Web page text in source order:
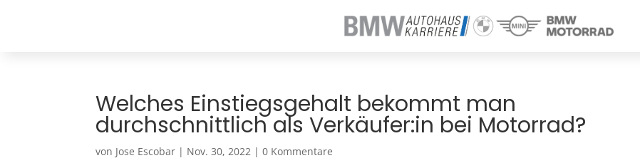
Welches Einstiegsgehalt bekommt man
durchschnittlich als Verkäufer:in bei Motorrad?
von Jose Escobar | Nov. 30, 2022 |0 Kommentare